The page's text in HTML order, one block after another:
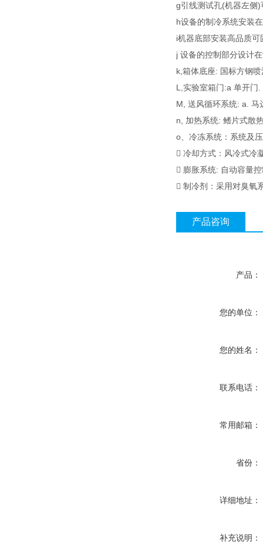
g引线测试孔(机器左侧
h设备的制冷系统安装
i机器底部安装高品质
j 设备的控制部分设计
k,箱体底座: 国标方钢喷
L,实验室箱门:a 单开门
M, 送风循环系统: a. 马
n, 加热系统: 鳍片式散
o、冷冻系统：系统及
 冷却方式：风冷式冷
 膨胀系统: 自动容量
 制冷剂：采用对臭氧
产品咨询
产品：
您的单位：
您的姓名：
联系电话：
常用邮箱：
省份：
详细地址：
补充说明：